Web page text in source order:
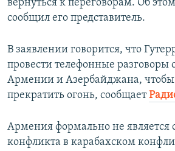
вернуться к переговорам. Об
сообщил его представитель.
В заявлении говорится, что
провести телефонные разговоры
Армении и Азербайджана, чтобы
прекратить огонь, сообщает
Армения формально не является
конфликта в карабахском